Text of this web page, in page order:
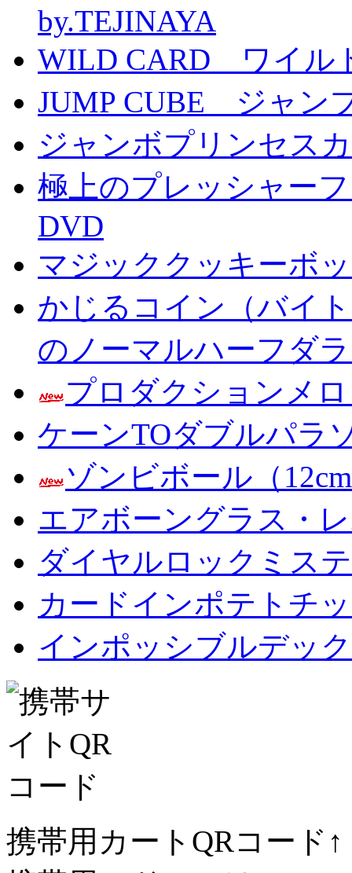
by.TEJINAYA
WILD CARD ワイル
JUMP CUBE ジャン
ジャンボプリンセス
極上のプレッシャー
DVD
マジッククッキーボ
かじるコイン（バイ
のノーマルハーフダ
プロダクションメ
ケーンTOダブルパラ
ゾンビボール（
エアボーングラス・
ダイヤルロックミス
カードインポテトチ
インポッシブルデック
携帯用カートQRコード↑